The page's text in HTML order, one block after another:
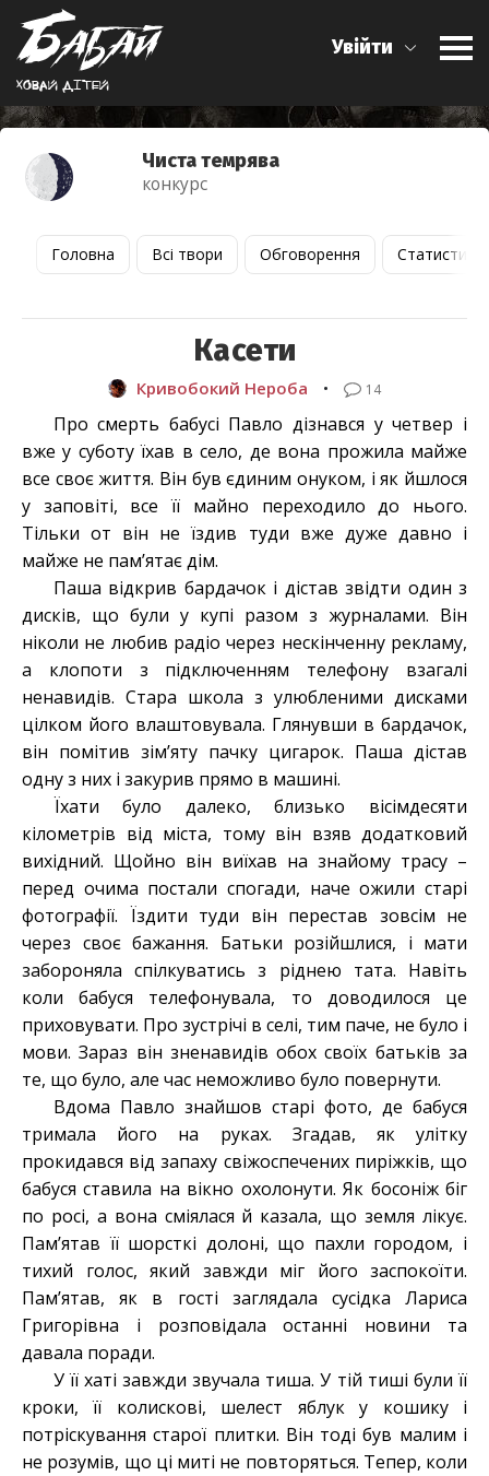
Ховай дiтей
Увійти
Чиста темрява
конкурс
Головна Всі твори Обговорення Статистика
Касети
Кривобокий Нероба • 14
Про смерть бабусі Павло дізнався у четвер і
вже у суботу їхав в село, де вона прожила майже
все своє життя. Він був єдиним онуком, і як йшлося
у заповіті, все її майно переходило до нього.
Тільки от він не їздив туди вже дуже давно і
майже не пам’ятає дім.
Паша відкрив бардачок і дістав звідти один з
дисків, що були у купі разом з журналами. Він
ніколи не любив радіо через нескінченну рекламу,
а клопоти з підключенням телефону взагалі
ненавидів. Стара школа з улюбленими дисками
цілком його влаштовувала. Глянувши в бардачок,
він помітив зім’яту пачку цигарок. Паша дістав
одну з них і закурив прямо в машині.
Їхати було далеко, близько вісімдесяти
кілометрів від міста, тому він взяв додатковий
вихідний. Щойно він виїхав на знайому трасу –
перед очима постали спогади, наче ожили старі
фотографії. Їздити туди він перестав зовсім не
через своє бажання. Батьки розійшлися, і мати
забороняла спілкуватись з ріднею тата. Навіть
коли бабуся телефонувала, то доводилося це
приховувати. Про зустрічі в селі, тим паче, не було і
мови. Зараз він зненавидів обох своїх батьків за
те, що було, але час неможливо було повернути.
Вдома Павло знайшов старі фото, де бабуся
тримала його на руках. Згадав, як улітку
прокидався від запаху свіжоспечених пиріжків, що
бабуся ставила на вікно охолонути. Як босоніж біг
по росі, а вона сміялася й казала, що земля лікує.
Пам’ятав її шорсткі долоні, що пахли городом, і
тихий голос, який завжди міг його заспокоїти.
Пам’ятав, як в гості заглядала сусідка Лариса
Григорівна і розповідала останні новини та
давала поради.
У її хаті завжди звучала тиша. У тій тиші були її
кроки, її колискові, шелест яблук у кошику і
потріскування старої плитки. Він тоді був малим і
не розумів, що ці миті не повторяться. Тепер, коли